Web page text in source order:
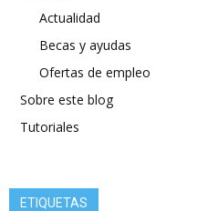
Actualidad
Becas y ayudas
Ofertas de empleo
Sobre este blog
Tutoriales
ETIQUETAS